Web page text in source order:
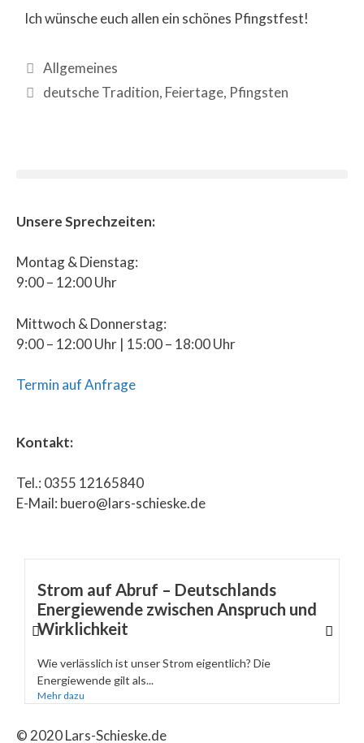
Ich wünsche euch allen ein schönes Pfingstfest!
Allgemeines
deutsche Tradition, Feiertage, Pfingsten
Unsere Sprechzeiten:
Montag & Dienstag:
9:00 – 12:00 Uhr
Mittwoch & Donnerstag:
9:00 – 12:00 Uhr | 15:00 – 18:00 Uhr
Termin auf Anfrage
Kontakt:
Tel.: 0355 12165840
E-Mail: buero@lars-schieske.de
Strom auf Abruf – Deutschlands
Energiewende zwischen Anspruch und
Wirklichkeit
Wie verlässlich ist unser Strom eigentlich? Die
Energiewende gilt als...
Mehr dazu
© 2020 Lars-Schieske.de